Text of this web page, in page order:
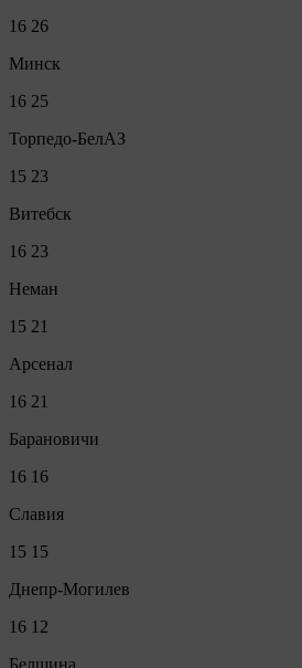
16 26
Минск
16 25
Торпедо-БелАЗ
15 23
Витебск
16 23
Неман
15 21
Арсенал
16 21
Барановичи
16 16
Славия
15 15
Днепр-Могилев
16 12